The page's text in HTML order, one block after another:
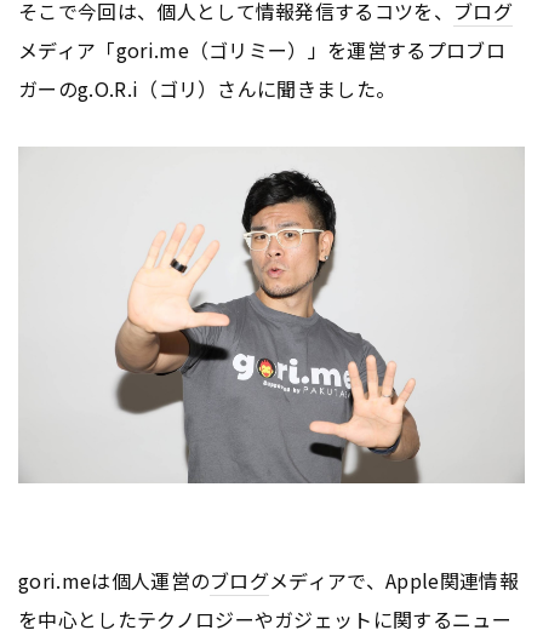
そこで今回は、個人として情報発信するコツを、 ブログ
メディア「gori.me（ゴリミー）」を運営するプロブロ
ガーのg.O.R.i（ゴリ）さんに聞きました。
gori.meは個人運営のブログメディアで、Apple関連情報
を中心としたテクノロジーやガジェットに関するニュー